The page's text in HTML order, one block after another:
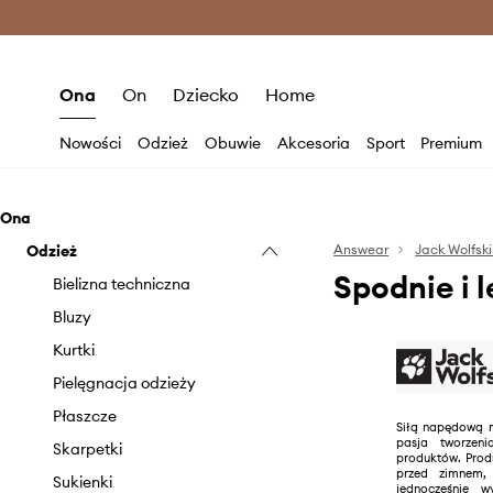
Ona On Dziecko Home
Nowości Odzież Obuwie Akcesoria Sport Premium
Ona
Odzież
Bielizna techniczna
Bluzy
Kurtki
Pielęgnacja odzieży
Płaszcze
Skarpetki
Sukienki
Answear Jack
Spodnie i
Siłą napędową
pasja
produktów.
przed
jednocześnie